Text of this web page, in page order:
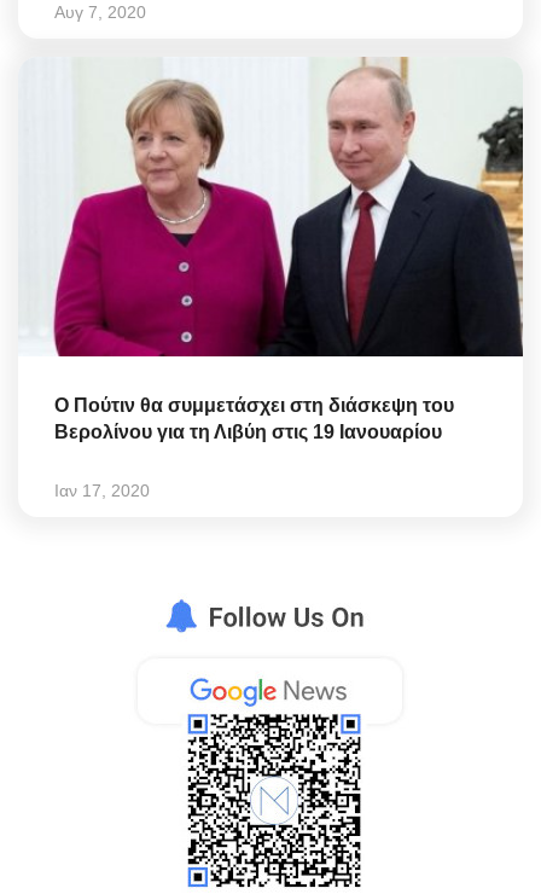
Αυγ 7, 2020
Ο Πούτιν θα συμμετάσχει στη διάσκεψη του
Βερολίνου για τη Λιβύη στις 19 Ιανουαρίου
Ιαν 17, 2020